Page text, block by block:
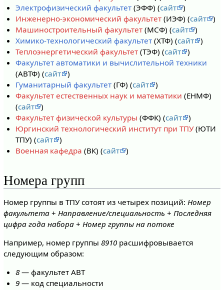
Электрофизический факультет (ЭФФ) (сайт
)
Инженерно-экономический факультет (ИЭФ) (сайт
)
Машиностроительный факультет (МСФ) (сайт
)
Химико-технологический факультет (ХТФ) (сайт
)
Теплоэнергетический факультет (ТЭФ) (сайт
)
Факультет автоматики и вычислительной техники
(АВТФ) (сайт
)
Гуманитарный факультет (ГФ) (сайт
)
Факультет естественных наук и математики (ЕНМФ)
(сайт
)
Факультет физической культуры (ФФК) (сайт
)
Юргинский технологический институт при ТПУ(ЮТИ
ТПУ) (сайт
)
Военная кафедра (ВК) (сайт )
Номера групп
Номер группы в ТПУ сотоят из четырех позиций: Номер
факультета+ Направление/специальность + Последняя
цифра года набора+ Номер группы на потоке
Например, номер группы 8910расшифровывается
следующим образом:
8— факультет АВТ
9 — код специальности